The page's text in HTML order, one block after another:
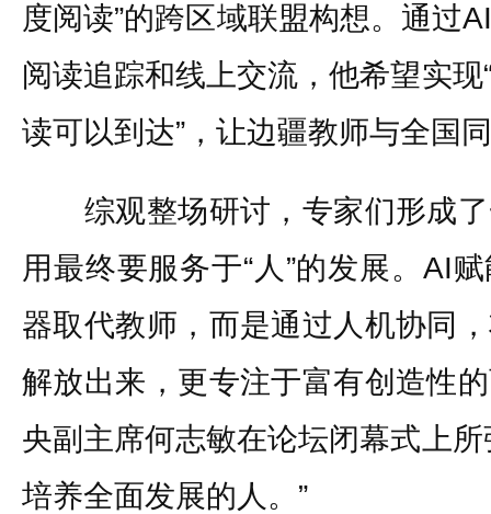
度阅读”的跨区域联盟构想。通过
阅读追踪和线上交流，他希望实
读可以到达”，让边疆教师与全国
综观整场研讨，专家们形成了
用最终要服务于“人”的发展。AI
器取代教师，而是通过人机协同
解放出来，更专注于富有创造性
央副主席何志敏在论坛闭幕式上
培养全面发展的人。”